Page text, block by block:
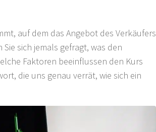
auf dem das Angebot des Verkäufers
sich jemals gefragt, was den
Faktoren beeinflussen den Kurs
die uns genau verrät, wie sich ein